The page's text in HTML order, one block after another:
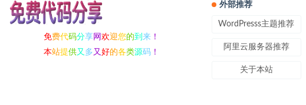
免费代码分享网 欢迎您的到 来！
本站提供又 多 又好的各类源码！
外部推荐
WordPresss主题推荐
阿里云服务器推荐
关于本站